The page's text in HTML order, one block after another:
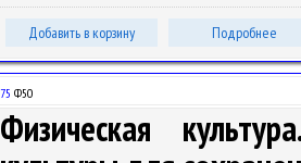
Добавить в корзину Подробнее
75 Ф50
Физическая